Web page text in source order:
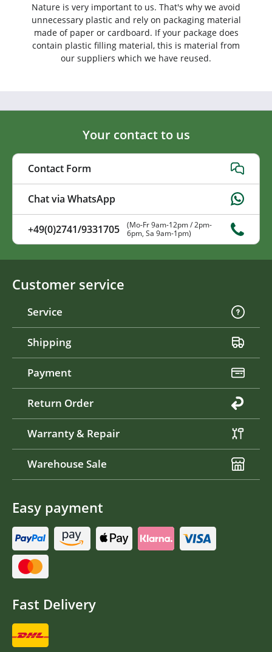
Nature is very important to us. That's why we avoid
unnecessary plastic and rely on packaging material
made of paper or cardboard. If your package does
contain plastic filling material, this is material from
our suppliers which we have reused.
Your contact to us
Contact Form
Chat via WhatsApp
+49(0)2741/9331705
(Mo-Fr 9am-12pm / 2pm-
6pm, Sa 9am-1pm)
Customer service
Service
Shipping
Payment
Return Order
Warranty & Repair
Warehouse Sale
Easy payment
Fast Delivery